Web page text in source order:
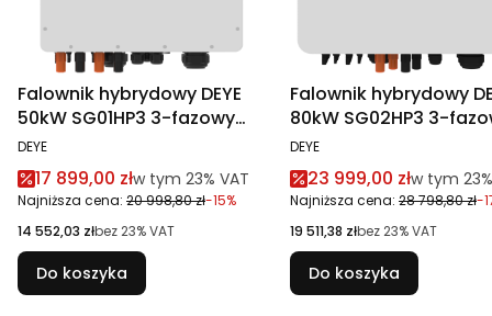
Falownik hybrydowy DEYE
50kW SG01HP3 3-fazowy
wysokonapięciowy
PRODUCENT
DEYE
Cena promocyjna brutto
17 899,00 złw tym %s VAT
w tym 23% VAT
Najniższa cena: 20 998,80 zł-15%
Cena netto
14 552,03 złbez 23% VAT
Do koszyka
Falownik hybrydowy
80kW SG02HP3 3-
wysokonapięciowy
PRODUCENT
DEYE
Cena promocyjna
23 999,00 złw tym %s
w tym 23%
Najniższa cena: 28 798,80 zł-
Cena netto
19 511,38 złbez 23% VAT
Do koszyka